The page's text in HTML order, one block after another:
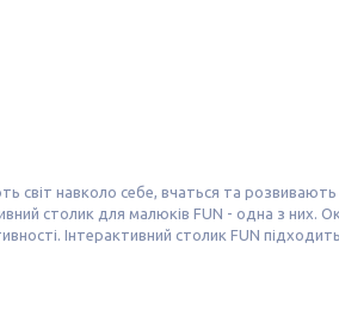
світ навколо себе, вчаться та розвивають
столик для малюків FUN - одна з них.
Інтерактивний столик FUN